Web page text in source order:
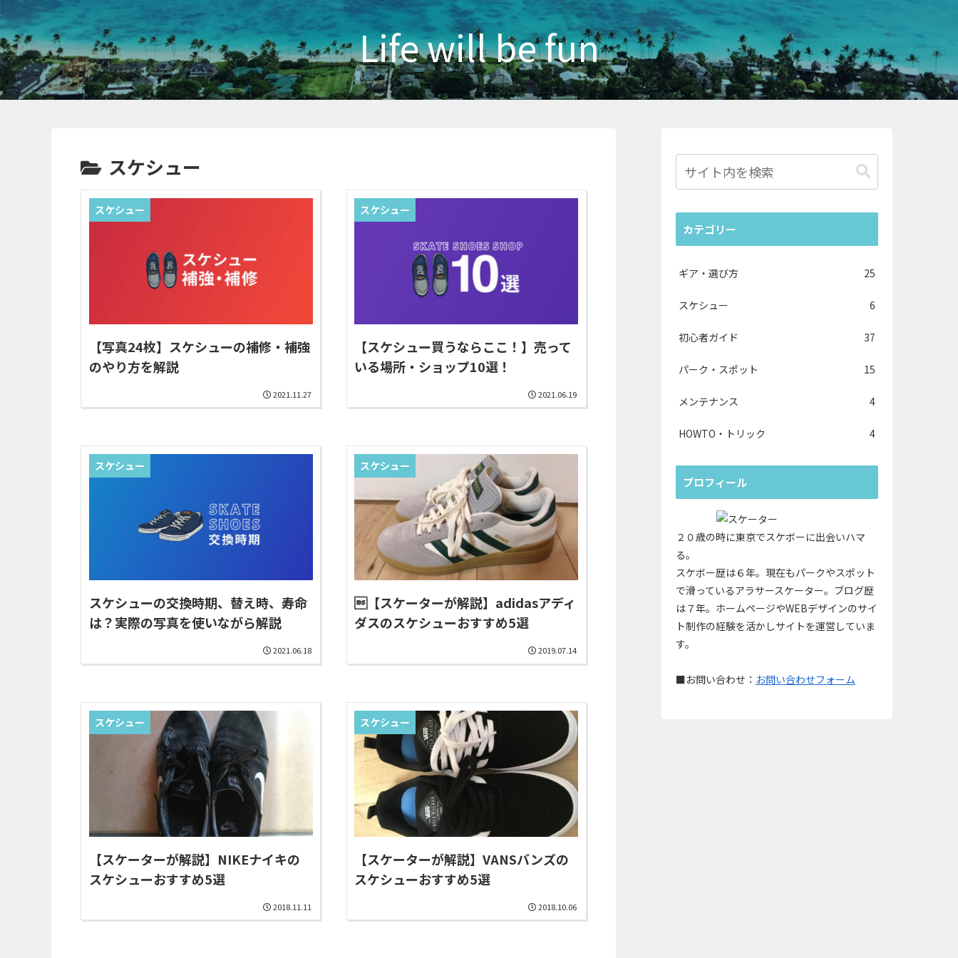
Life will be fun
スケシュー
スケシュー
【写真24枚】スケシューの補修・補強
のやり方を解説
2021.11.27
スケシュー
【スケシュー買うならここ！】売って
いる場所・ショップ10選！
2021.06.19
スケシュー
スケシューの交換時期、替え時、寿命
は？実際の写真を使いながら解説
2021.06.18
スケシュー
【スケーターが解説】adidasアディ
ダスのスケシューおすすめ5選
2019.07.14
スケシュー
【スケーターが解説】NIKEナイキの
スケシューおすすめ5選
2018.11.11
スケシュー
【スケーターが解説】VANSバンズの
スケシューおすすめ5選
2018.10.06
カテゴリー
ギア・選び方 25
スケシュー 6
初心者ガイド 37
パーク・スポット 15
メンテナンス 4
HOWTO・トリック 4
プロフィール
２０歳の時に東京でスケボーに出会いハマ
る。
スケボー歴は６年。現在もパークやスポット
で滑っているアラサースケーター。ブログ歴
は７年。ホームページやWEBデザインのサイ
ト制作の経験を活かしサイトを運営していま
す。
■お問い合わせ： お問い合わせフォーム